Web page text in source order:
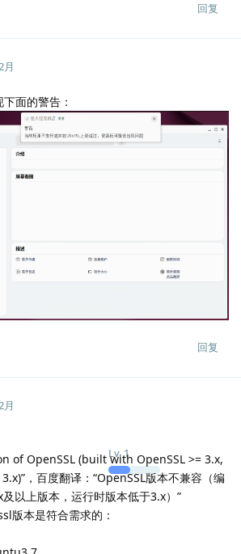
回复
Lv.1
月
面的警告：
回复
Lv.1
月
of OpenSSL (built with OpenSSL >= 3.x,
，百度翻译：“OpenSSL版本不兼容（编
以上版本，运行时版本低于3.x）”
版本是符合需求的：